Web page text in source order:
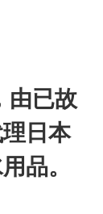
由已故
日本
品。